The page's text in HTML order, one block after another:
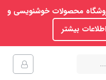
محصولات خوشنویسی و
اطلاعات بیشتر